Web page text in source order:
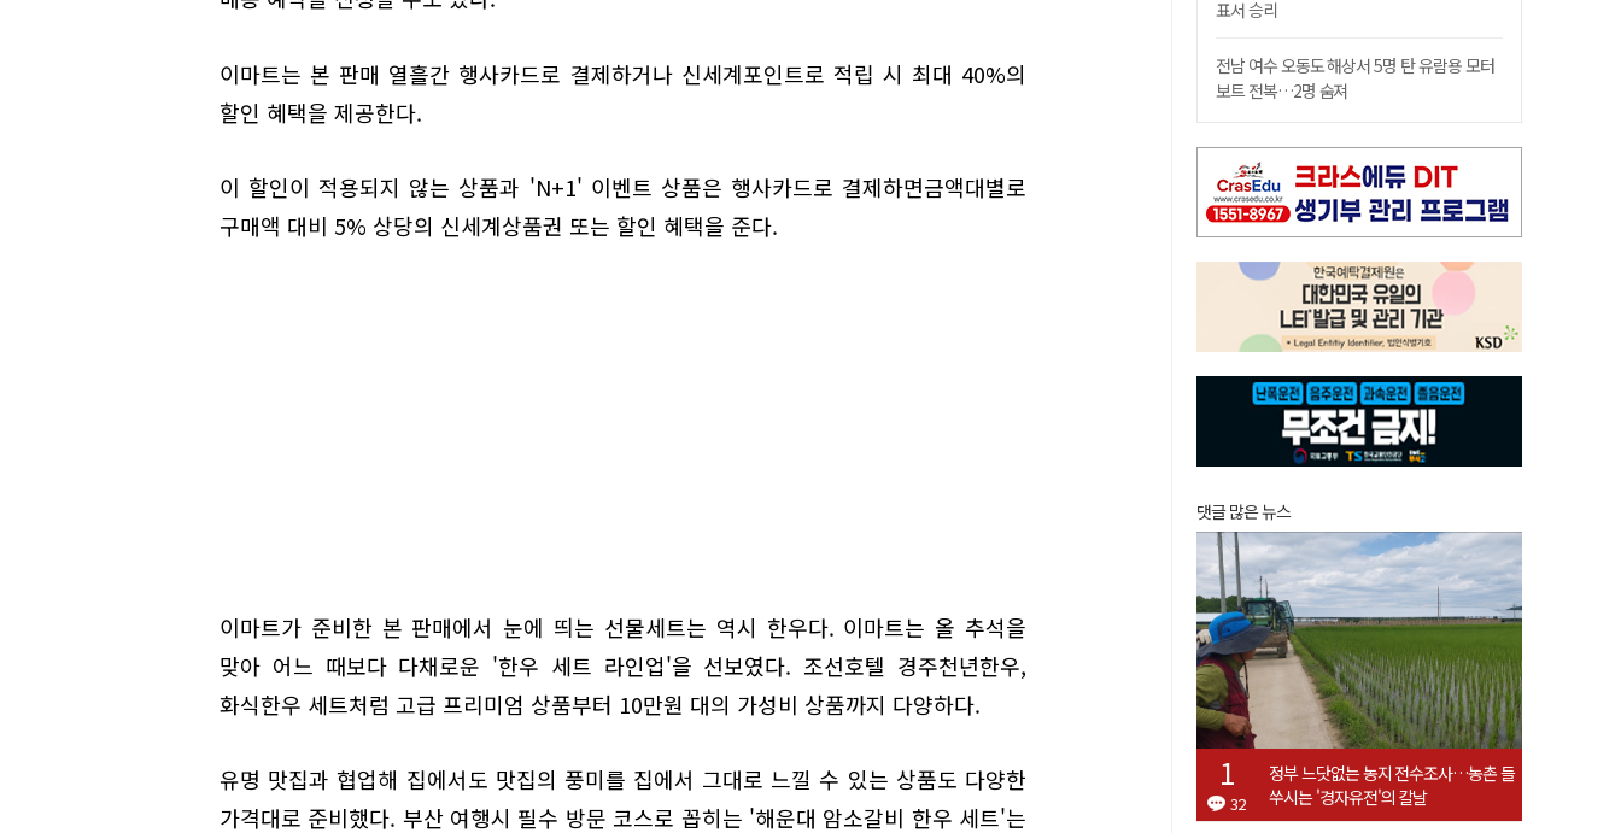
이마트는 본 판매 열흘간 행사카드로 결제하거나 신세계포인트로 적립 시 최대 40%의
할인 혜택을 제공한다.
이 할인이 적용되지 않는 상품과 'N+1' 이벤트 상품은 행사카드로 결제하면금액대별로
구매액 대비 5% 상당의 신세계상품권 또는 할인 혜택을 준다.
이마트가 준비한 본 판매에서 눈에 띄는 선물세트는 역시 한우다. 이마트는 올 추석을
맞아 어느 때보다 다채로운 '한우 세트 라인업'을 선보였다. 조선호텔 경주천년한우,
화식한우 세트처럼 고급 프리미엄 상품부터 10만원 대의 가성비 상품까지 다양하다.
유명 맛집과 협업해 집에서도 맛집의 풍미를 집에서 그대로 느낄 수 있는 상품도 다양한
가격대로 준비했다. 부산 여행시 필수 방문 코스로 꼽히는 '해운대 암소갈비 한우 세트'는
표서 승리
전남 여수 오동도 해상서 5명 탄 유람용 모터
보트 전복…2명 숨져
댓글 많은 뉴스
32
정부 느닷없는 농지 전수조사…농촌 들
쑤시는 '경자유전'의 칼날